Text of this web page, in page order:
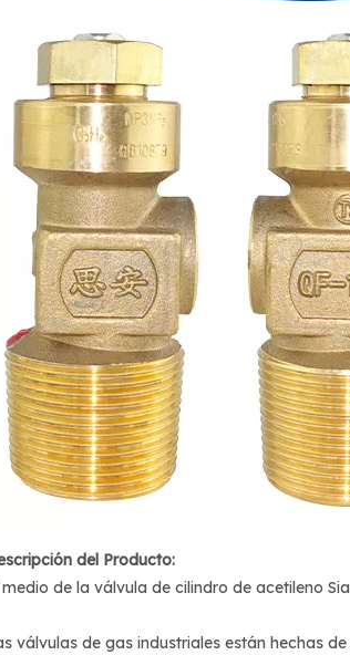
del Producto:
medio de la válvula de cilindro de acetileno
válvulas de gas industriales están hechas